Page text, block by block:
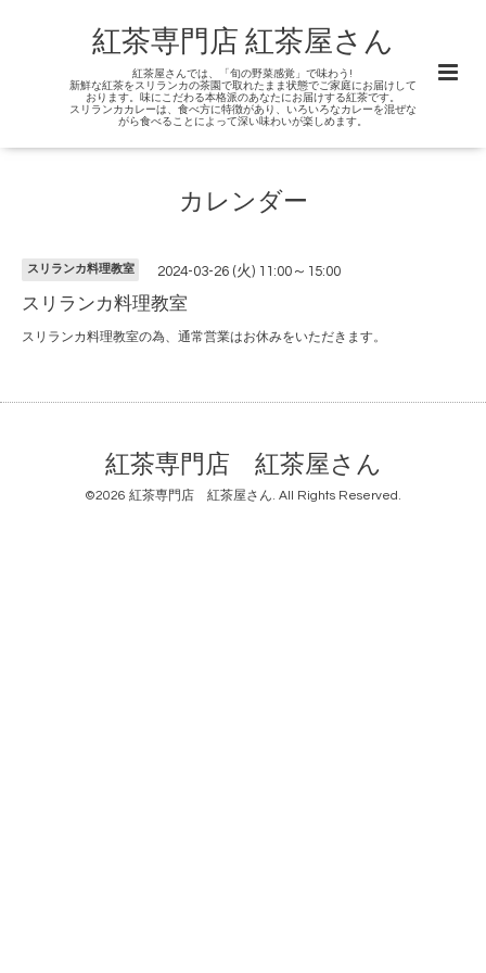
紅茶専門店 紅茶屋さん
紅茶屋さんでは、「旬の野菜感覚」で味わう!
新鮮な紅茶をスリランカの茶園で取れたまま状態でご家庭にお届けして
おります。味にこだわる本格派のあなたにお届けする紅茶です。
スリランカカレーは、食べ方に特徴があり、いろいろなカレーを混ぜな
がら食べることによって深い味わいが楽しめます。
カレンダー
スリランカ料理教室 2024-03-26 (火) 11:00～15:00
スリランカ料理教室
スリランカ料理教室の為、通常営業はお休みをいただきます。
紅茶専門店 紅茶屋さん
©2026 紅茶専門店 紅茶屋さん. All Rights Reserved.